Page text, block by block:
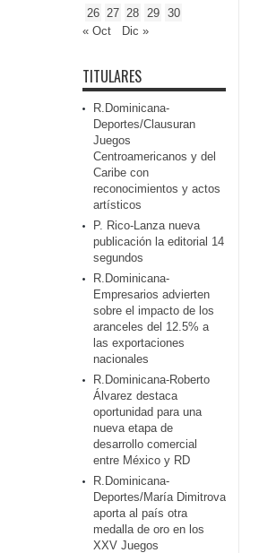
26 27 28 29
30
« Oct
Dic »
TITULARES
R.Dominicana-
Deportes/Clausuran
Juegos
Centroamericanos y del
Caribe con
reconocimientos y actos
artísticos
P. Rico-Lanza nueva
publicación la editorial 14
segundos
R.Dominicana-
Empresarios advierten
sobre el impacto de los
aranceles del 12.5% a
las exportaciones
nacionales
R.Dominicana-Roberto
Álvarez destaca
oportunidad para una
nueva etapa de
desarrollo comercial
entre México y RD
R.Dominicana-
Deportes/María Dimitrova
aporta al país otra
medalla de oro en los
XXV Juegos